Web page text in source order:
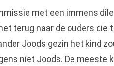
met een immens
terug naar de ouders die
Joods gezin het kind
niet Joods. De meeste